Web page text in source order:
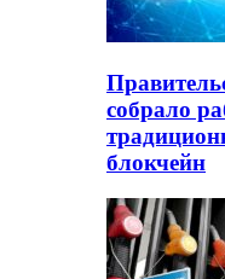
собрало
блокчейн